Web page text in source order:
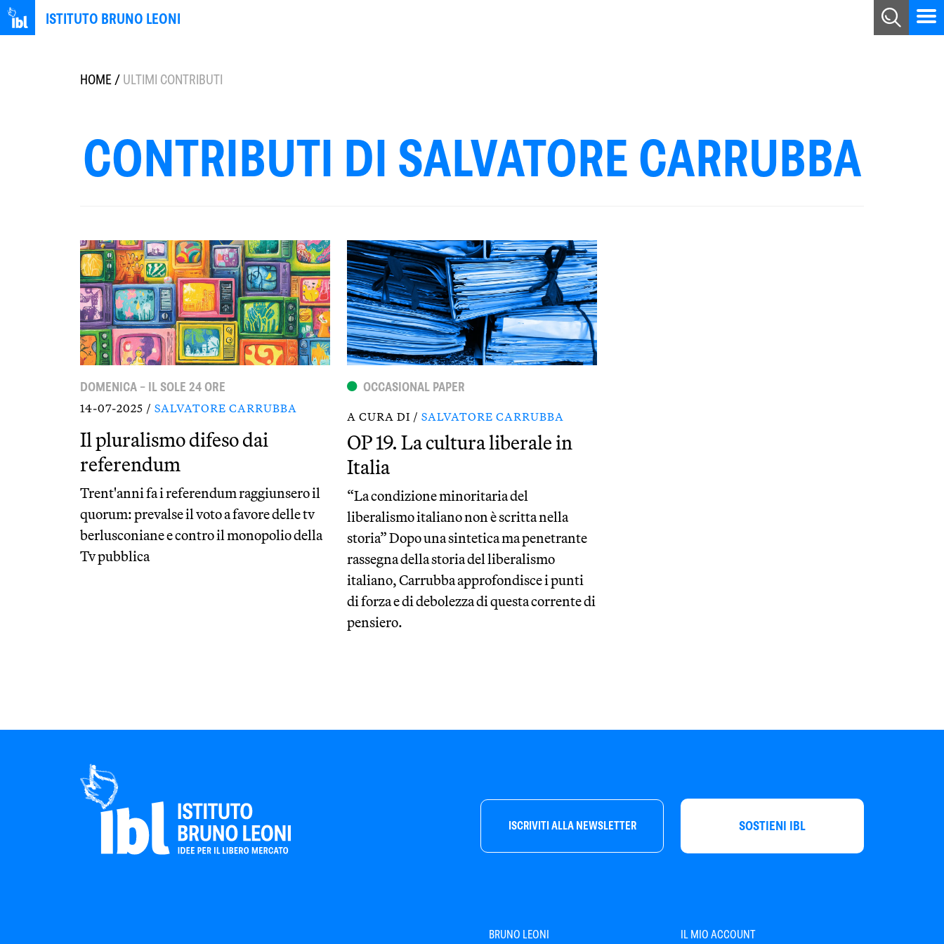
ISTITUTO BRUNO LEONI
HOME/ULTIMI CONTRIBUTI
CONTRIBUTI DI SALVATORE CARRUBBA
DOMENICA – IL SOLE 24 ORE
14-07-2025 / SALVATORE CARRUBBA
Il pluralismo difeso dai
referendum
Trent'anni fa i referendum raggiunsero il
quorum: prevalse il voto a favore delle tv
berlusconiane e contro il monopolio della
Tv pubblica
OCCASIONAL PAPER
A CURA DI / SALVATORE CARRUBBA
OP 19. La cultura liberale in
Italia
“La condizione minoritaria del
liberalismo italiano non è scritta nella
storia” Dopo una sintetica ma penetrante
rassegna della storia del liberalismo
italiano, Carrubba approfondisce i punti
di forza e di debolezza di questa corrente di
pensiero.
ISCRIVITI ALLA NEWSLETTER SOSTIENI IBL
BRUNO LEONI IL MIO ACCOUNT